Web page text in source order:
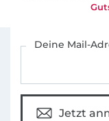
Deine Mail-
Jetzt